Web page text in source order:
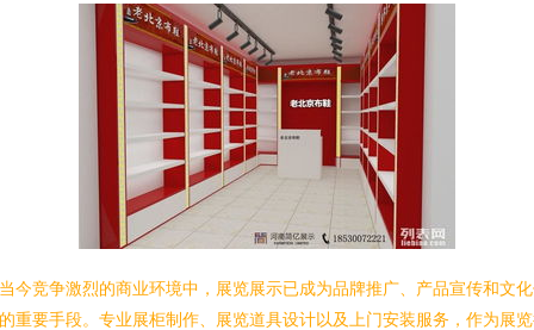
今竞争激烈的商业环境中，展览展示已成为品牌推广、产品宣传和文
重要手段。专业展柜制作、展览道具设计以及上门安装服务，作为展